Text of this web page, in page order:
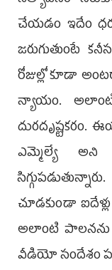
చేయ‌డం ఇదేం
జ‌రుగుతుంటే
రోజుల్లో కూడా
న్యాయం.
ఎమ్మెల్యే అని
చూడ‌కుండా
అలాంటి పాల‌న‌ను
వీడియో సందేశం